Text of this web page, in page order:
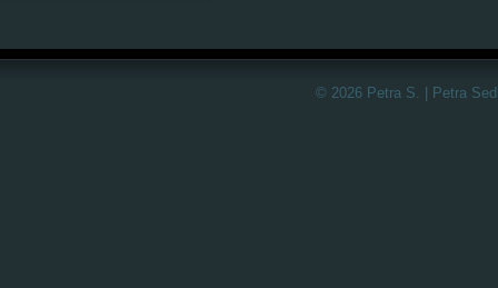
© 2026 Petra S. | Petra